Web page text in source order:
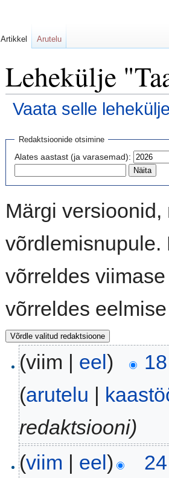
Lehekülje
Vaata selle
Redaktsioonide otsimine
Alates aastast (ja varasemad):
Märgi
võrdlemisnupule.
võrreldes
võrreldes
(viim | eel)
(arutelu |
redaktsiooni)
(viim | eel)
Artikkel Arutelu